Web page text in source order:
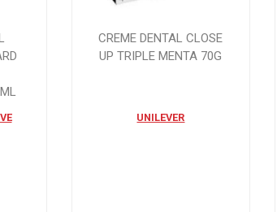
CREME DENTAL CLOSE
UP TRIPLE MENTA 70G
UNILEVER